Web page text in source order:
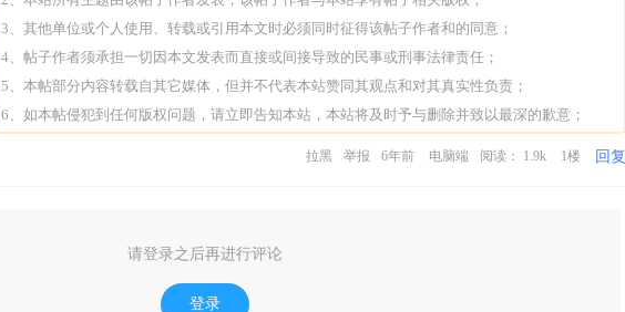
3、其他单位或个人使用、转载或引用本文时必须同时征得该帖子作者和的同意；
4、帖子作者须承担一切因本文发表而直接或间接导致的民事或刑事法律责任；
5、本帖部分内容转载自其它媒体，但并不代表本站赞同其观点和对其真实性负责；
6、如本帖侵犯到任何版权问题，请立即告知本站，本站将及时予与删除并致以最深的歉意；
拉黑 举报 6年前 电脑端 阅读： 1.9k 1楼 回复
请登录之后再进行评论
登录